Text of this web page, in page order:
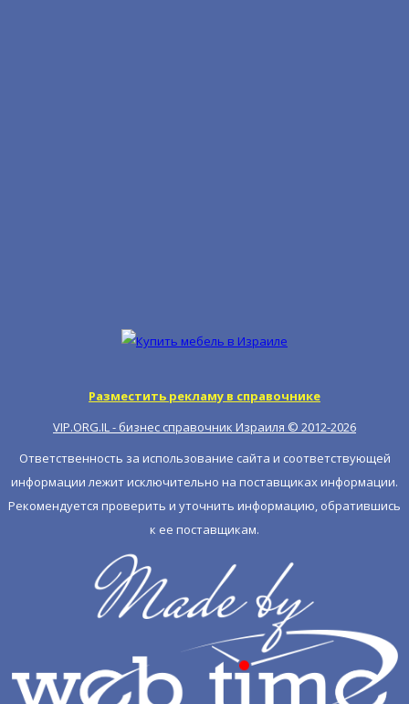
Разместить рекламу в справочнике
VIP.ORG.IL - бизнес справочник Израиля © 2012-2026
Ответственность за использование сайта и соответствующей
информации лежит исключительно на поставщиках информации.
Рекомендуется проверить и уточнить информацию, обратившись
к ее поставщикам.